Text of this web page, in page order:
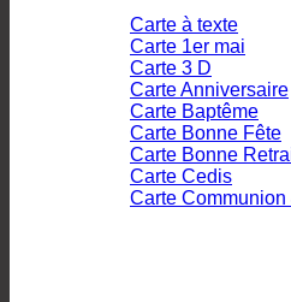
Carte à texte
Carte 1er mai
Carte 3 D
Carte Anniversaire
Carte Baptême
Carte Bonne Fête
Carte Bonne
Carte Cedis
Carte